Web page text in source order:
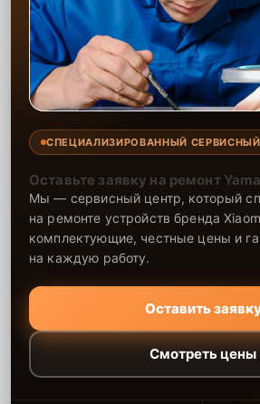
СПЕЦИАЛИЗИРОВАННЫЙ СЕРВИСНЫЙ
Оставьте заявку на ремонт
Мы — сервисный центр, который
на ремонте устройств бренда
комплектующие, честные цены и
на каждую работу.
Оставить
Смотреть цены